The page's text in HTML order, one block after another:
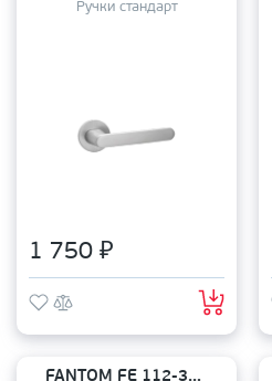
Ручки стандарт
1 750 ₽
FANTOM FE 112-30 MB ФАБИАНА